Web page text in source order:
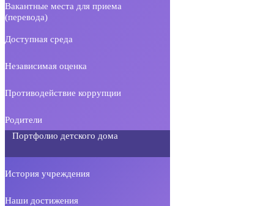
Вакантные места для приема
(перевода)
Доступная среда
Независимая оценка
Противодействие коррупции
Родители
Портфолио детского дома
История учреждения
Наши достижения